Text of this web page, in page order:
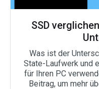
SSD
Was ist der
State-Laufwerk und
für Ihren PC
Beitrag, um mehr